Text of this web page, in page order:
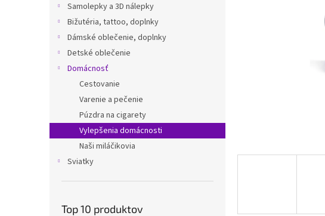
Samolepky a 3D nálepky
Bižutéria, tattoo, doplnky
Dámské oblečenie, doplnky
Detské oblečenie
Domácnosť
Cestovanie
Varenie a pečenie
Púzdra na cigarety
Vylepšenia domácnosti
Naši miláčikovia
Sviatky
Top 10 produktov